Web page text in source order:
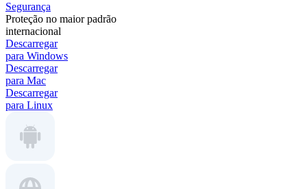
Segurança
Proteção no maior padrão
internacional
Descarregar
para Windows
Descarregar
para Mac
Descarregar
para Linux